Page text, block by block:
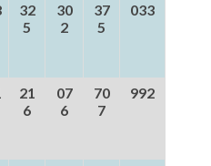
32
5
30
2
37
5
033
21
6
07
6
70
7
992